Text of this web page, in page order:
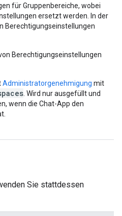
für Gruppenbereiche, wobei
ersetzt werden. In der
Berechtigungseinstellungen
Berechtigungseinstellungen
Administratorgenehmigung mit
. Wird nur ausgefüllt und
wenn die Chat-App den
Sie stattdessen